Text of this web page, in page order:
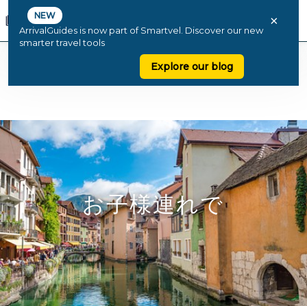
NEW
ArrivalGuides is now part of Smartvel. Discover our new
smarter travel tools
Explore our blog
×
お子様連れで